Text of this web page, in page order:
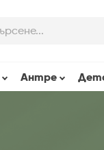
Антре